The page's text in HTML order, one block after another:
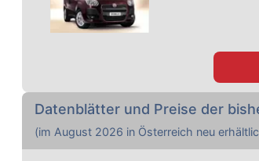
Datenblätter und Preise der
(im August 2026 in Österreich neu